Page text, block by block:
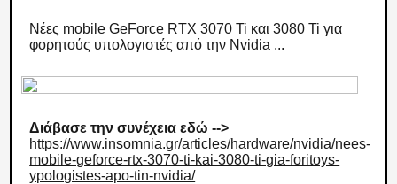
Νέες mobile GeForce RTX 3070 Ti και 3080 Ti για
φορητούς υπολογιστές από την Nvidia ...
Διάβασε την συνέχεια εδώ -->
https://www.insomnia.gr/articles/hardware/nvidia/nees-
mobile-geforce-rtx-3070-ti-kai-3080-ti-gia-foritoys-
ypologistes-apo-tin-nvidia/